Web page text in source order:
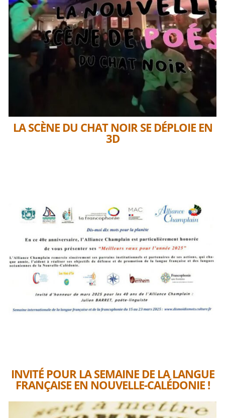
LA SCÈNE DU CHAT NOIR SE DÉPLOIE EN
3D
INVITÉ POUR LA SEMAINE DE LA LANGUE
FRANÇAISE EN NOUVELLE-CALÉDONIE !